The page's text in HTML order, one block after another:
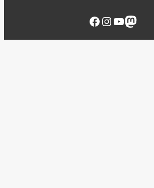
Facebook InstagramYouTube Mastodon